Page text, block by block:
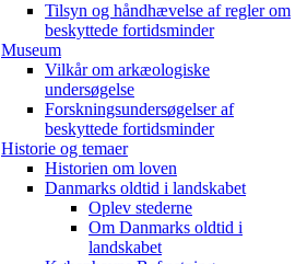
Tilsyn og håndhævelse af regler om
beskyttede fortidsminder
Museum
Vilkår om arkæologiske
undersøgelse
Forskningsundersøgelser af
beskyttede fortidsminder
Historie og temaer
Historien om loven
Danmarks oldtid i landskabet
Oplev stederne
Om Danmarks oldtid i
landskabet